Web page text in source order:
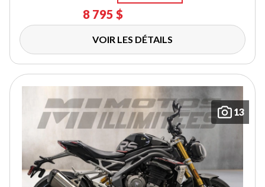
8 795 $
VOIR LES DÉTAILS
13